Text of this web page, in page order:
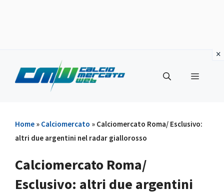
contenuto
Menu
Home » Calciomercato » Calciomercato Roma/ Esclusivo:
altri due argentini nel radar giallorosso
Calciomercato Roma/
Esclusivo: altri due argentini